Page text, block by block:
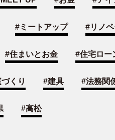
#ミートアップ #リノ
#住まいとお金 #住宅ロー
づくり #建具 #法務関
#高松